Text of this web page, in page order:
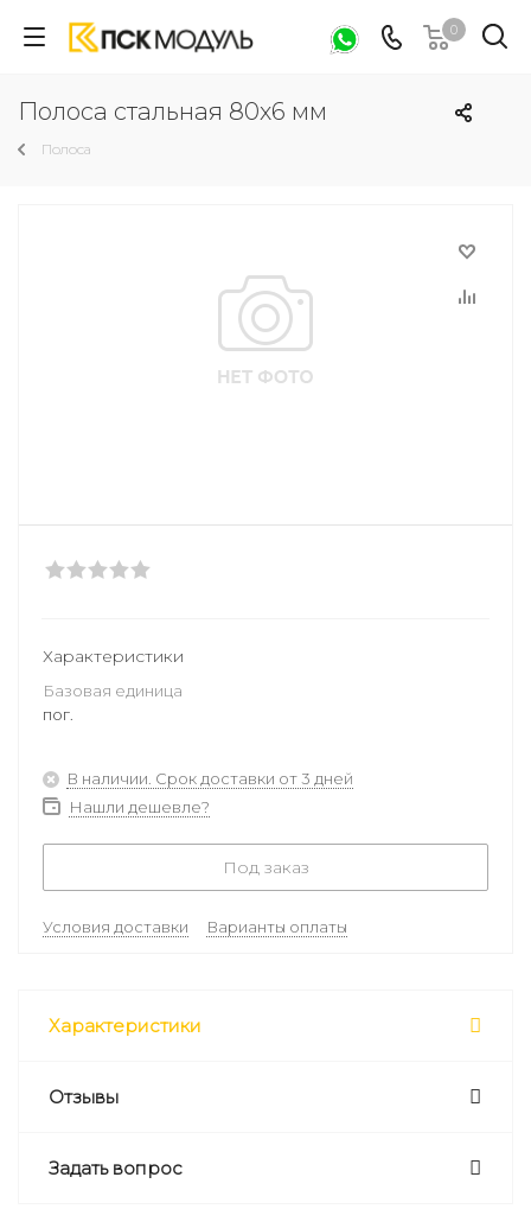
0
Полоса стальная 80х6 мм
Полоса
Характеристики
Базовая единица
пог.
В наличии. Срок доставки от 3 дней
Нашли дешевле?
Под заказ
Условия доставки Варианты оплаты
Характеристики
Отзывы
Задать вопрос